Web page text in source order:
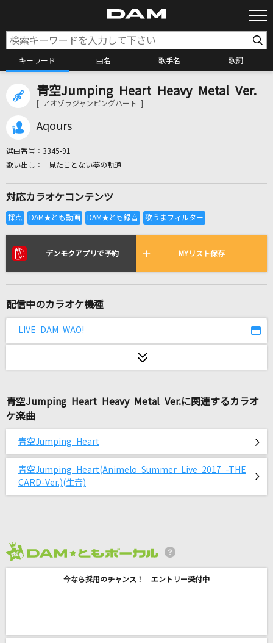
キーワード 曲名 歌手名 歌詞
カラオケ検索
全国りれき
リアルタイムで歌われている曲の一覧
[生音]それを愛と呼ぶなら
[生音]チョット
必然メーカー
1/3の純情な感情
SIAM SHADE
[生音]春泥棒
青空Jumping Heart Heavy Metal Ver.
[ アオゾラジャンピングハート ]
Aqours
選曲番号： 3345-91
見たことない夢の軌道
対応カラオケコンテンツ
デンモクアプリで予約 MYリスト保存
配信中のカラオケ機種
LIVE DAM WAO!
青空Jumping Heart Heavy Metal Ver.に関連するカラオ
ケ楽曲
青空Jumping Heart
青空Jumping Heart(Animelo Summer Live 2017 -THE
CARD-Ver.)(生音)
今なら採用のチャンス！ エントリー受付中